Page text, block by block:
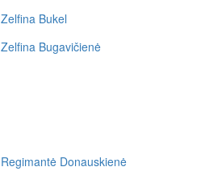
Zelfina Bukel
Zelfina Bugavičienė
Regimantė Donauskienė